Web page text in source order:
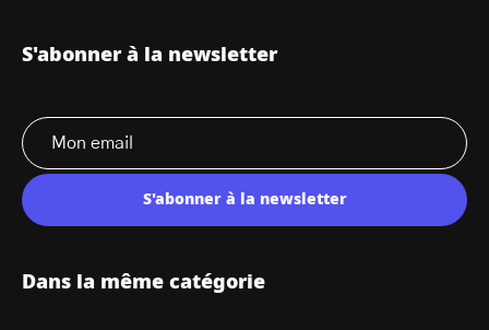
S'abonner à la newsletter
S'abonner à la newsletter
Dans la même catégorie